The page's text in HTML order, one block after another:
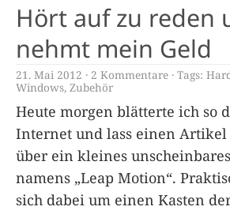
Hört auf zu reden
nehmt mein Geld
21. Mai 2012 2 Kommentare Tags:
Windows, Zubehör
Heute morgen blätterte ich so
Internet und lass einen Artikel
über ein kleines
namens „Leap Motion“.
sich dabei um einen Kasten